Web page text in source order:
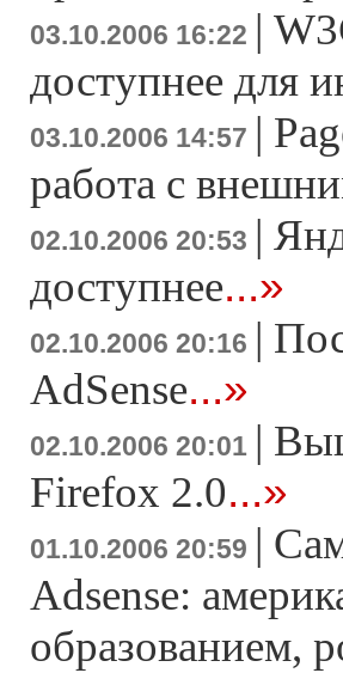
03.10.2006 16:22 |
доступнее для
03.10.2006 14:57 |
работа с
02.10.2006 20:53 |
доступнее...»
02.10.2006 20:16 |
AdSense...»
02.10.2006 20:01 |
Firefox 2.0...»
01.10.2006 20:59 |
Adsense:
образованием,